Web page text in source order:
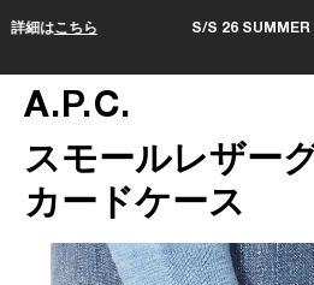
S/S 26 SUMMER SALEがスタート
A.P.C.
スモールレザー
カードケース